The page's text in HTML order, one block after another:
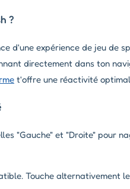
?
d'une expérience de jeu de
directement dans ton
t'offre une réactivité
"Gauche" et "Droite" pour
Touche alternativement